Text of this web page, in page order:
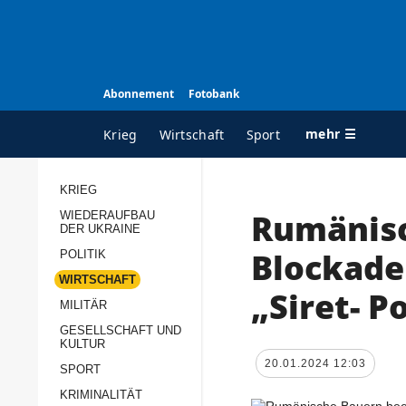
Abonnement Fotobank
Krieg Wirtschaft Sport mehr ☰
ALLE RUBRIKEN
Wiederaufbau der
Politik
Militär
KRIEG
WIEDERAUFBAU
DER UKRAINE
POLITIK
WIRTSCHAFT
MILITÄR
GESELLSCHAFT UND
KULTUR
SPORT
KRIMINALITÄT
„Siret-
20.01.2024 12:03